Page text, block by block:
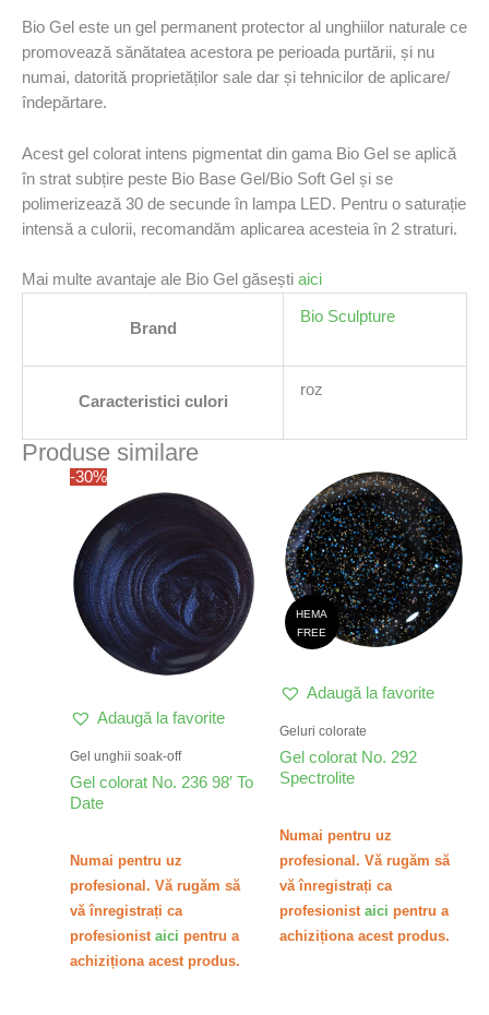
Bio Gel este un gel permanent protector al unghiilor naturale ce
promovează sănătatea acestora pe perioada purtării, și nu
numai, datorită proprietăților sale dar și tehnicilor de aplicare/
îndepărtare.
Acest gel colorat intens pigmentat din gama Bio Gel se aplică
în strat subțire peste Bio Base Gel/Bio Soft Gel și se
polimerizează 30 de secunde în lampa LED. Pentru o saturație
intensă a culorii, recomandăm aplicarea acesteia în 2 straturi.
Mai multe avantaje ale Bio Gel găsești aici
Brand
Bio Sculpture
Caracteristici culori
roz
Produse similare
-30%
Adaugă la favorite
Gel unghii soak-off
Gel colorat No. 236 98′ To
Date
Numai pentru uz
profesional. Vă rugăm să
vă înregistrați ca
profesionist aici pentru a
achiziționa acest produs.
HEMA
FREE
Adaugă la favorite
Geluri colorate
Gel colorat No. 292
Spectrolite
Numai pentru uz
profesional. Vă rugăm să
vă înregistrați ca
profesionist aici pentru a
achiziționa acest produs.